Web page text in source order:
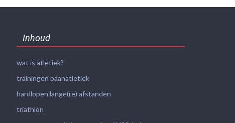
Inhoud
wat is atletiek?
trainingen baanatletiek
hardlopen lange(re) afstanden
triathlon